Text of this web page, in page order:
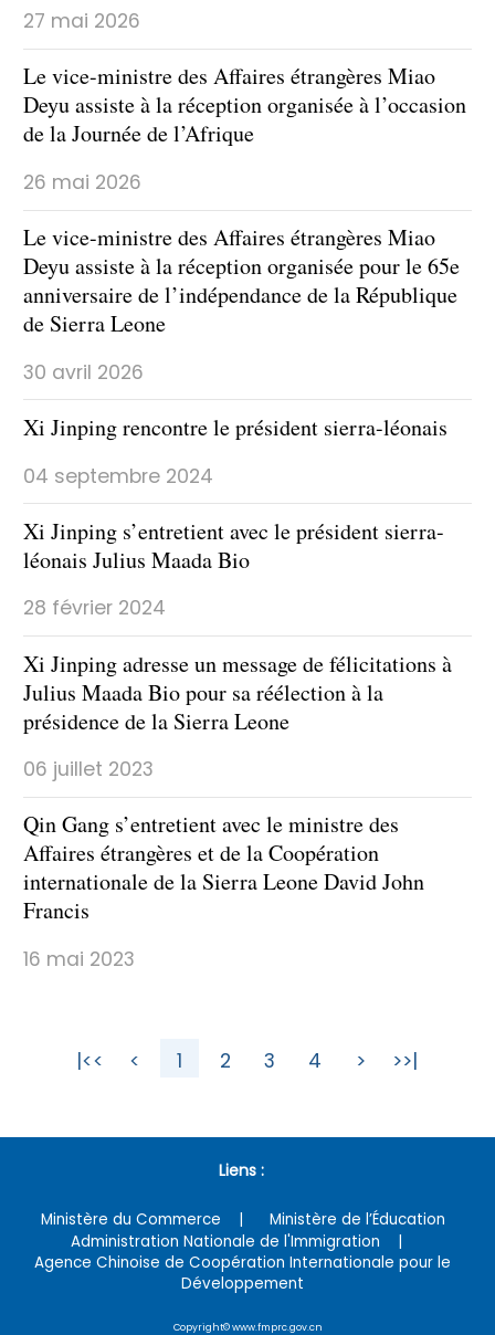
27 mai 2026
Le vice-ministre des Affaires étrangères Miao
Deyu assiste à la réception organisée à l’occasion
de la Journée de l’Afrique
26 mai 2026
Le vice-ministre des Affaires étrangères Miao
Deyu assiste à la réception organisée pour le 65e
anniversaire de l’indépendance de la République
de Sierra Leone
30 avril 2026
Xi Jinping rencontre le président sierra-léonais
04 septembre 2024
Xi Jinping s’entretient avec le président sierra-
léonais Julius Maada Bio
28 février 2024
Xi Jinping adresse un message de félicitations à
Julius Maada Bio pour sa réélection à la
présidence de la Sierra Leone
06 juillet 2023
Qin Gang s’entretient avec le ministre des
Affaires étrangères et de la Coopération
internationale de la Sierra Leone David John
Francis
16 mai 2023
|<< < 1 2 3 4 > >>|
Liens :
Ministère du Commerce
Ministère de l’Éducation
Administration Nationale de l'Immigration
Agence Chinoise de Coopération Internationale pour le
Développement
Copyright© www.fmprc.gov.cn